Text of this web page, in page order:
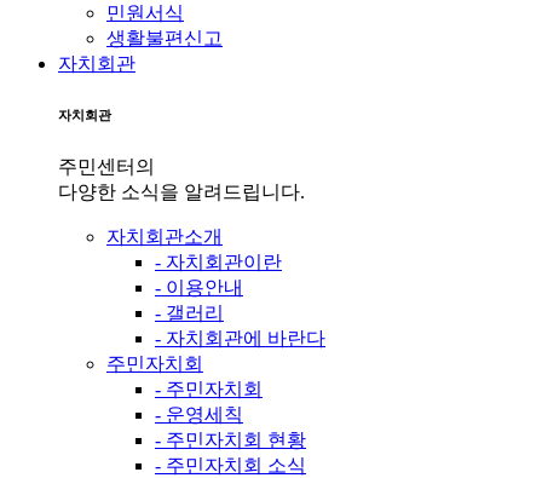
민원서식
생활불편신고
자치회관
자치회관
주민센터의
다양한 소식을 알려드립니다.
자치회관소개
- 자치회관이란
- 이용안내
- 갤러리
- 자치회관에 바란다
주민자치회
- 주민자치회
- 운영세칙
- 주민자치회 현황
- 주민자치회 소식